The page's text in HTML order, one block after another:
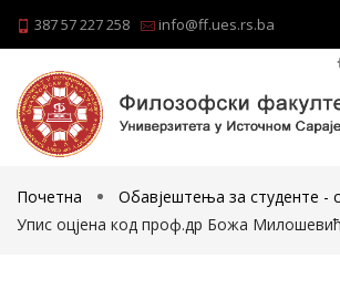
387 57 227 258 info@ff.ues.rs.ba
Почетна
Обавјештења за студенте -
Упис оцјена код проф.др Божа